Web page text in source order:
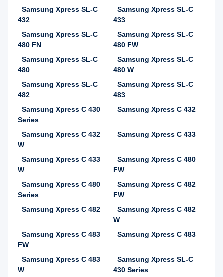
Samsung Xpress SL-C
432
Samsung Xpress SL-C
433
Samsung Xpress SL-C
480 FN
Samsung Xpress SL-C
480 FW
Samsung Xpress SL-C
480
Samsung Xpress SL-C
480 W
Samsung Xpress SL-C
482
Samsung Xpress SL-C
483
Samsung Xpress C 430
Series
Samsung Xpress C 432
Samsung Xpress C 432
W
Samsung Xpress C 433
Samsung Xpress C 433
W
Samsung Xpress C 480
FW
Samsung Xpress C 480
Series
Samsung Xpress C 482
FW
Samsung Xpress C 482
Samsung Xpress C 482
W
Samsung Xpress C 483
FW
Samsung Xpress C 483
Samsung Xpress C 483
W
Samsung Xpress SL-C
430 Series